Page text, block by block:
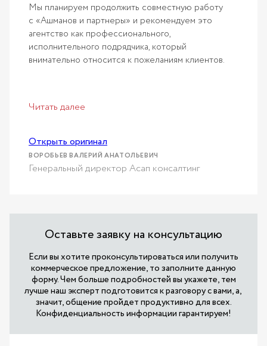
Мы планируем продолжить совместную работу
с «Ашманов и партнеры» и рекомендуем это
агентство как профессионального,
исполнительного подрядчика, который
внимательно относится к пожеланиям клиентов.
Читать далее
Открыть оригинал
ВОРОБЬЕВ ВАЛЕРИЙ АНАТОЛЬЕВИЧ
Генеральный директор Асап консалтинг
Оставьте заявку на консультацию
Если вы хотите проконсультироваться или получить
коммерческое предложение, то заполните данную
форму. Чем больше подробностей вы укажете, тем
лучше наш эксперт подготовится к разговору с вами, а,
значит, общение пройдет продуктивно для всех.
Конфиденциальность информации гарантируем!